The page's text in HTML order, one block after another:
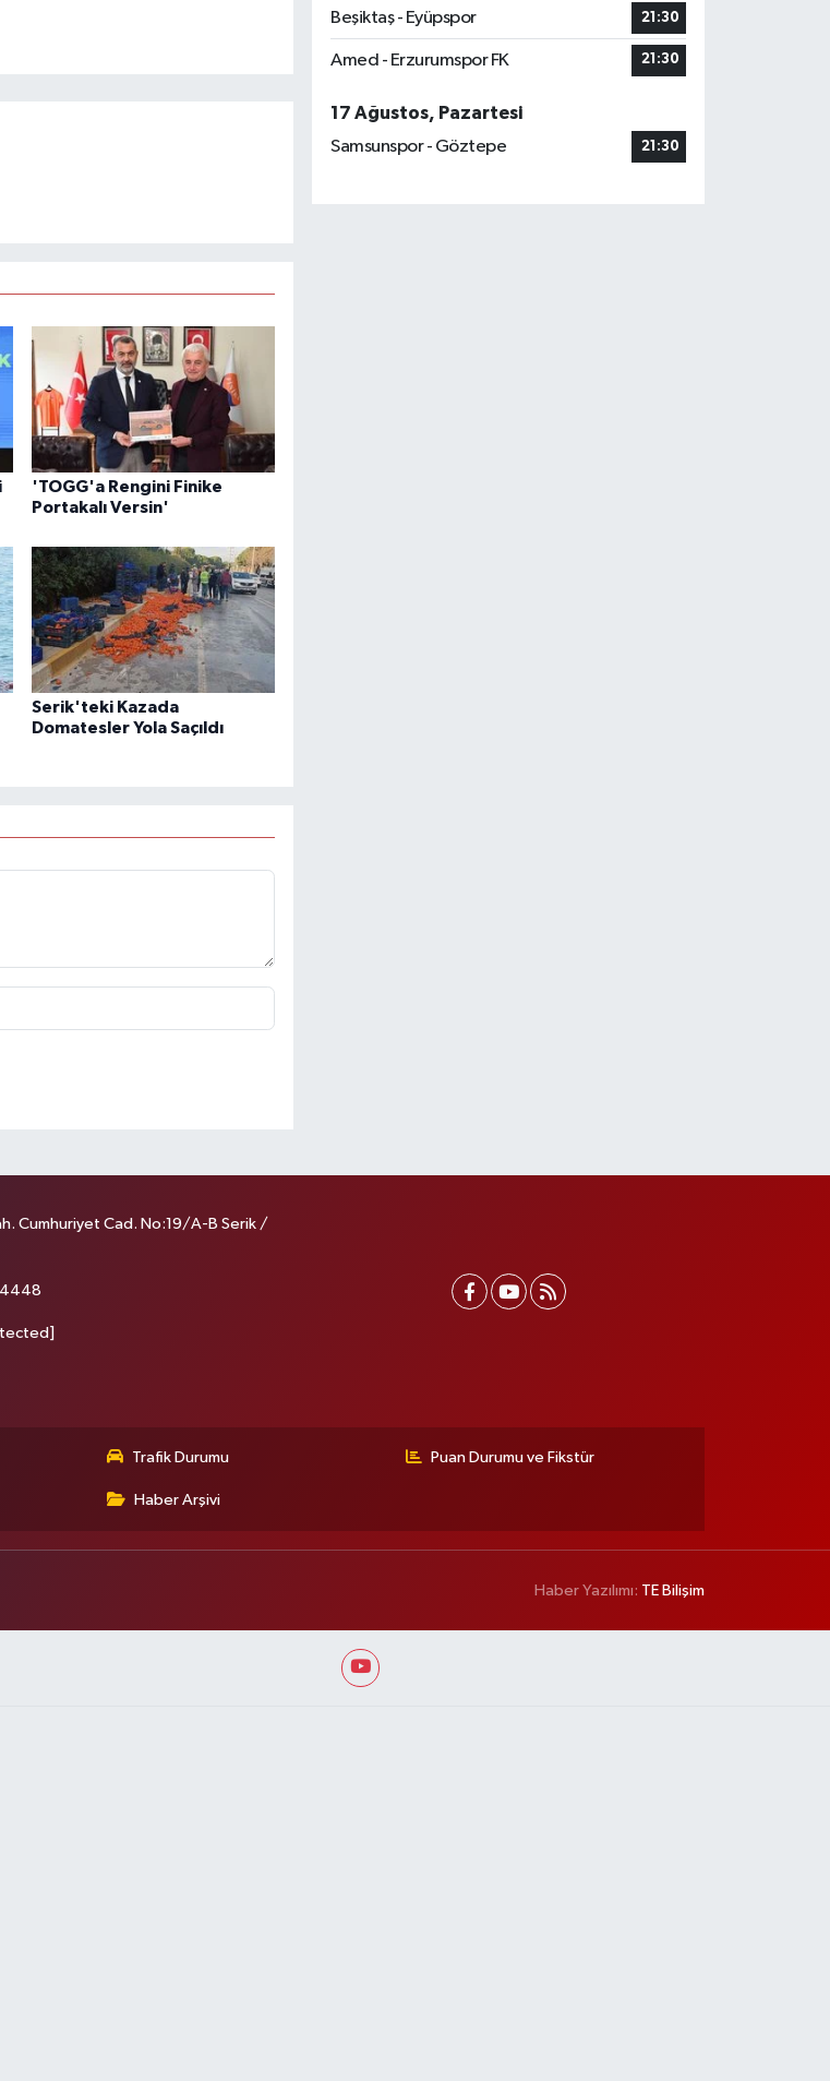
'TOGG'a Rengini Finike
Portakalı Versin'
Serik'teki Kazada
Domatesler Yola Saçıldı
Beşiktaş - Eyüpspor 21:30
Amed - Erzurumspor FK 21:30
17 Ağustos, Pazartesi
Samsunspor - Göztepe
21:30
Cumhuriyet Cad. No:19/A-B Serik /
Trafik Durumu Puan Durumu ve Fikstür
Haber Arşivi
Haber Yazılımı: TE Bilişim